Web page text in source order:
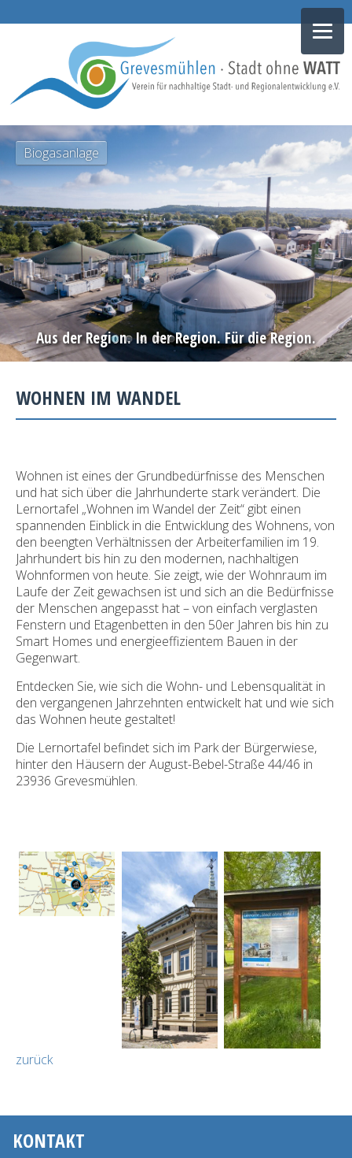
NAVIGATION
ÜBERSPRINGEN
Aus der Region. In der Region. Für die Region.
Biogasanlage
WOHNEN IM WANDEL
Wohnen ist eines der Grundbedürfnisse des Menschen
und hat sich über die Jahrhunderte stark verändert. Die
Lernortafel „Wohnen im Wandel der Zeit“ gibt einen
spannenden Einblick in die Entwicklung des Wohnens, von
den beengten Verhältnissen der Arbeiterfamilien im 19.
Jahrhundert bis hin zu den modernen, nachhaltigen
Wohnformen von heute. Sie zeigt, wie der Wohnraum im
Laufe der Zeit gewachsen ist und sich an die Bedürfnisse
der Menschen angepasst hat – von einfach verglasten
Fenstern und Etagenbetten in den 50er Jahren bis hin zu
Smart Homes und energieeffizientem Bauen in der
Gegenwart.
Entdecken Sie, wie sich die Wohn- und Lebensqualität in
den vergangenen Jahrzehnten entwickelt hat und wie sich
das Wohnen heute gestaltet!
Die Lernortafel befindet sich im Park der Bürgerwiese,
hinter den Häusern der August-Bebel-Straße 44/46 in
23936 Grevesmühlen.
zurück
KONTAKT